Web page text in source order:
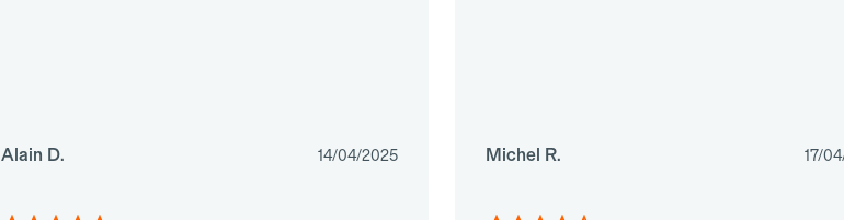
Alain D. 14/04/2025 Michel R. 17/